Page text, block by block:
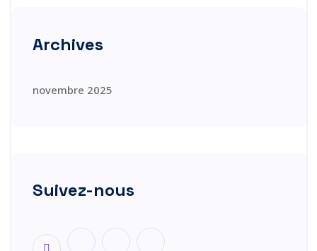
Archives
novembre 2025
Suivez-nous